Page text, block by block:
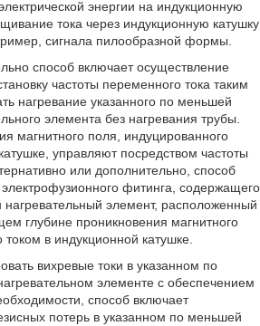
энергии на индукционную
тока через индукционную катушку
сигнала пилообразной формы.
способ включает осуществление
частоты переменного тока таким
нагревание указанного по меньшей
элемента без нагревания трубы.
магнитного поля, индуцированного
управляют посредством частоты
или дополнительно, способ
фитинга, содержащего
элемент, расположенный
глубине проникновения магнитного
в индукционной катушке.
вихревые токи в указанном по
элементе с обеспечением
способ включает
потерь в указанном по меньшей